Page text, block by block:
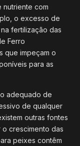
nutriente com
o excesso de
fertilização das
Ferro
que impeçam o
para as
adequado de
de qualquer
outras fontes
crescimento das
peixes contêm